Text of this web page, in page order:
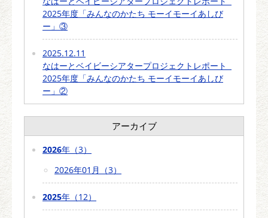
2025年度「みんなのかたち モーイモーイあしび
ー」③
2025.12.11
なはーとベイビーシアタープロジェクトレポート
2025年度「みんなのかたち モーイモーイあしび
ー」②
アーカイブ
2026年（3）
2026年01月（3）
2025年（12）